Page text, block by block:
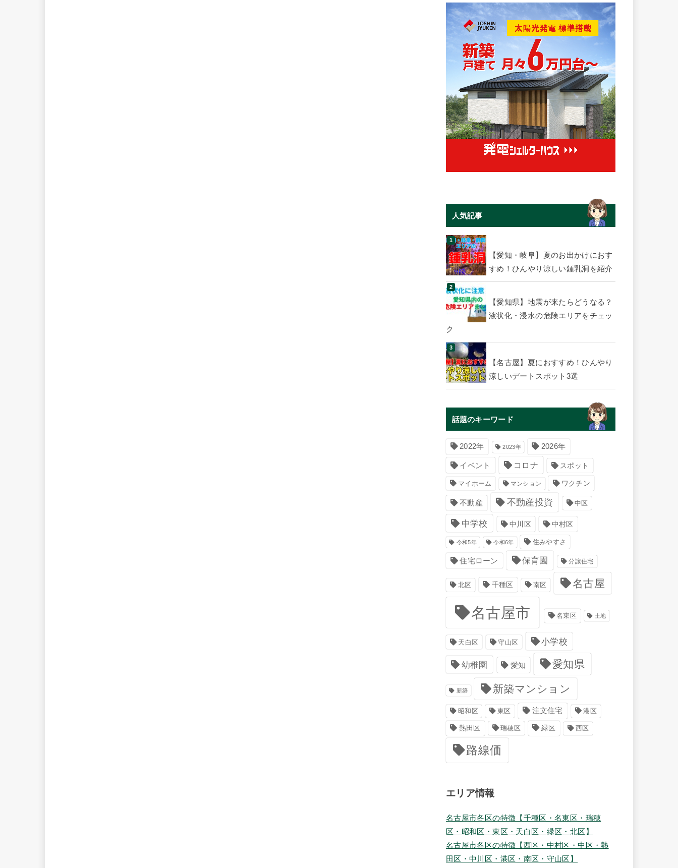
人気記事
【愛知・岐阜】夏のお出かけにおす
すめ！ひんやり涼しい鍾乳洞を紹介
【愛知県】地震が来たらどうなる？
液状化・浸水の危険エリアをチェッ
ク
【名古屋】夏におすすめ！ひんやり
涼しいデートスポット3選
話題のキーワード
2022年 2023年 2026年
イベント コロナ スポット
マイホーム マンション ワクチン
不動産 不動産投資 中区
中学校 中川区 中村区
令和5年 令和6年 住みやすさ
住宅ローン 保育園 分譲住宅
北区 千種区 南区 名古屋
名古屋市 名東区 土地
天白区 守山区 小学校
幼稚園 愛知 愛知県
新築 新築マンション
昭和区 東区 注文住宅 港区
熱田区 瑞穂区 緑区 西区
路線価
エリア情報
名古屋市各区の特徴【千種区・名東区・瑞穂
区・昭和区・東区・天白区・緑区・北区】
名古屋市各区の特徴【西区・中村区・中区・熱
田区・中川区・港区・南区・守山区】